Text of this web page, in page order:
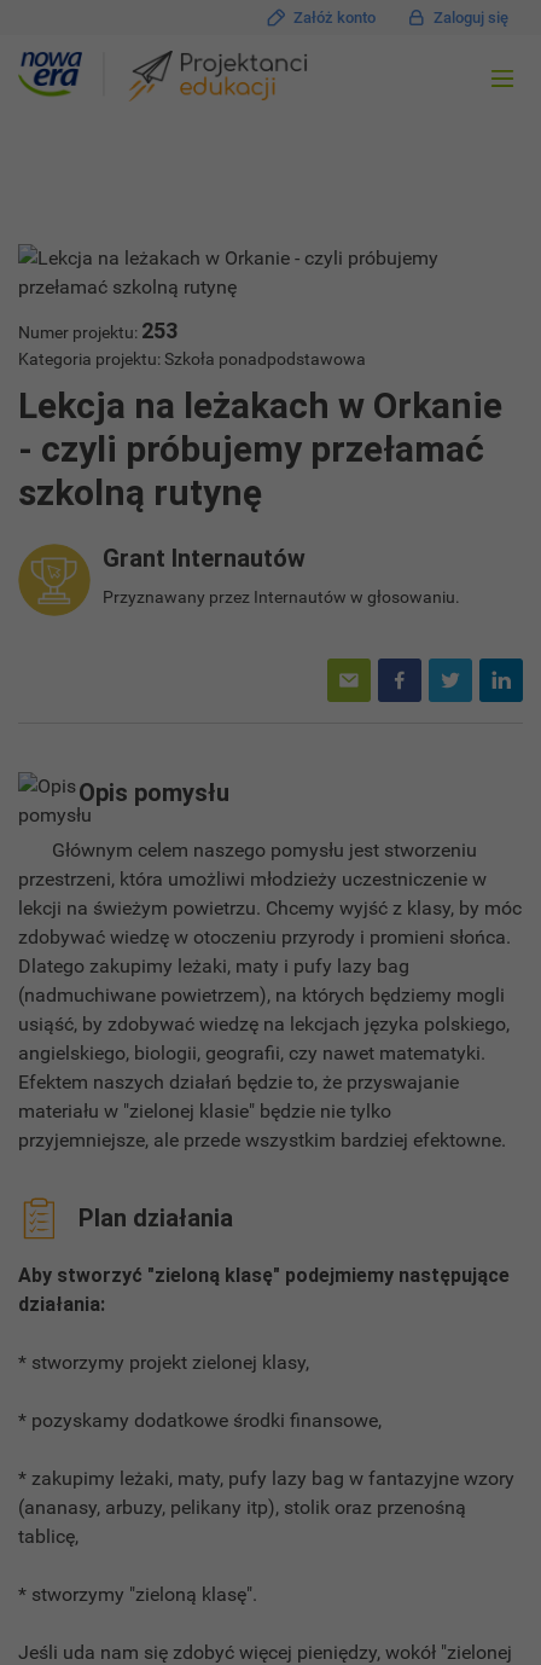
Załóż konto Zaloguj się
Numer projektu: 253
Kategoria projektu: Szkoła ponadpodstawowa
Lekcja na leżakach w Orkanie
- czyli próbujemy przełamać
szkolną rutynę
Grant Internautów
Przyznawany przez Internautów w głosowaniu.
Opis pomysłu
Głównym celem naszego pomysłu jest stworzeniu
przestrzeni, która umożliwi młodzieży uczestniczenie w
lekcji na świeżym powietrzu. Chcemy wyjść z klasy, by móc
zdobywać wiedzę w otoczeniu przyrody i promieni słońca.
Dlatego zakupimy leżaki, maty i pufy lazy bag
(nadmuchiwane powietrzem), na których będziemy mogli
usiąść, by zdobywać wiedzę na lekcjach języka polskiego,
angielskiego, biologii, geografii, czy nawet matematyki.
Efektem naszych działań będzie to, że przyswajanie
materiału w "zielonej klasie" będzie nie tylko
przyjemniejsze, ale przede wszystkim bardziej efektowne.
Plan działania
Aby stworzyć "zieloną klasę" podejmiemy następujące
działania:
* stworzymy projekt zielonej klasy,
* pozyskamy dodatkowe środki finansowe,
* zakupimy leżaki, maty, pufy lazy bag w fantazyjne wzory
(ananasy, arbuzy, pelikany itp), stolik oraz przenośną
tablicę,
* stworzymy "zieloną klasę".
Jeśli uda nam się zdobyć więcej pieniędzy, wokół "zielonej